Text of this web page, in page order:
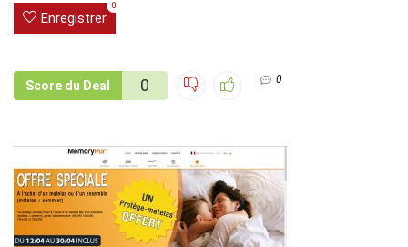
Enregistrer
0
Score du Deal 0 0